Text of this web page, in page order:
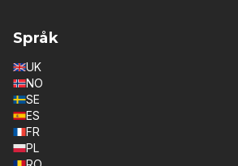
Språk
UK
NO
SE
ES
FR
PL